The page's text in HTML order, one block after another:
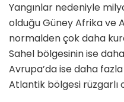
Yangınlar nedeniyle
olduğu Güney Afrika ve
normalden çok daha
Sahel bölgesinin ise
Avrupa’da ise daha
Atlantik bölgesi rüzgarlı